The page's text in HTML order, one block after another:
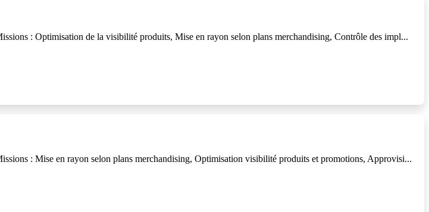
: Optimisation de la visibilité produits, Mise en rayon selon plans merchandising, Contrôle des impl...
: Mise en rayon selon plans merchandising, Optimisation visibilité produits et promotions, Approvisi...